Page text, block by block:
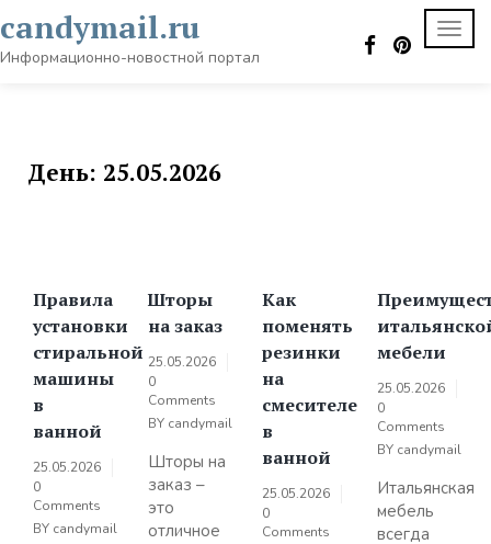
to
content
candymail.ru
Информационно-новостной портал
День: 25.05.2026
Правила
установки
стиральной
машины
в
ванной
25.05.2026
0
Comments
BY candymail
Шторы
на заказ
25.05.2026
0
Comments
BY candymail
Шторы на
заказ –
это
отличное
Как
поменять
резинки
на
смесителе
в
ванной
25.05.2026
0
Comments
мебели
25.05.2026
0
Comments
BY candymail
Итальянская
мебель
всегда